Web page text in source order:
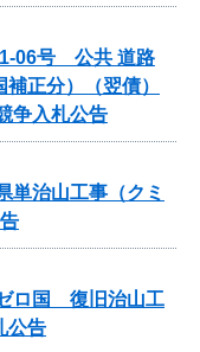
06号 公共 道路
正分）（翌債）
争入札公告
単治山工事（クミ
ロ国 復旧治山工
公告